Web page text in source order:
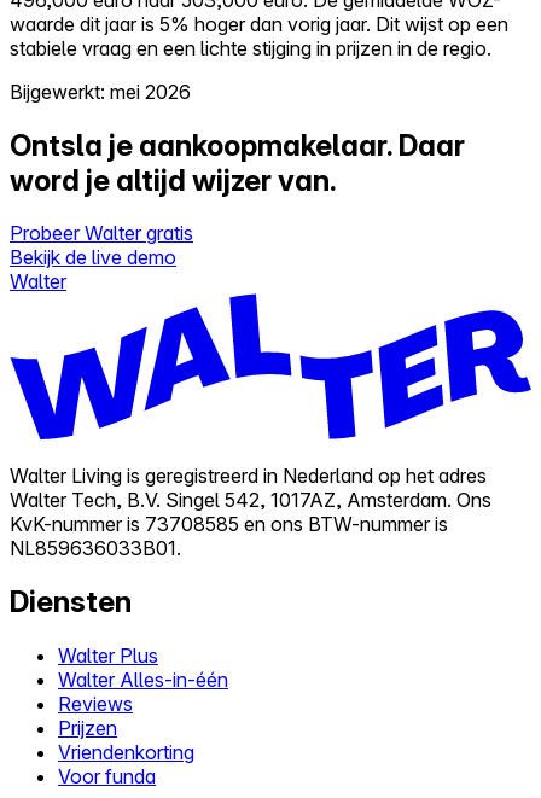
waarde dit jaar is 5% hoger dan vorig jaar. Dit wijst op een
stabiele vraag en een lichte stijging in prijzen in de regio.
Bijgewerkt: mei 2026
Ontsla je aankoopmakelaar. Daar
word je altijd wijzer van.
Probeer Walter gratis
Bekijk de live demo
Walter
Walter Living is geregistreerd in Nederland op het adres
Walter Tech, B.V. Singel 542, 1017AZ, Amsterdam. Ons
KvK-nummer is 73708585 en ons BTW-nummer is
NL859636033B01.
Diensten
Walter Plus
Walter Alles-in-één
Reviews
Prijzen
Vriendenkorting
Voor funda